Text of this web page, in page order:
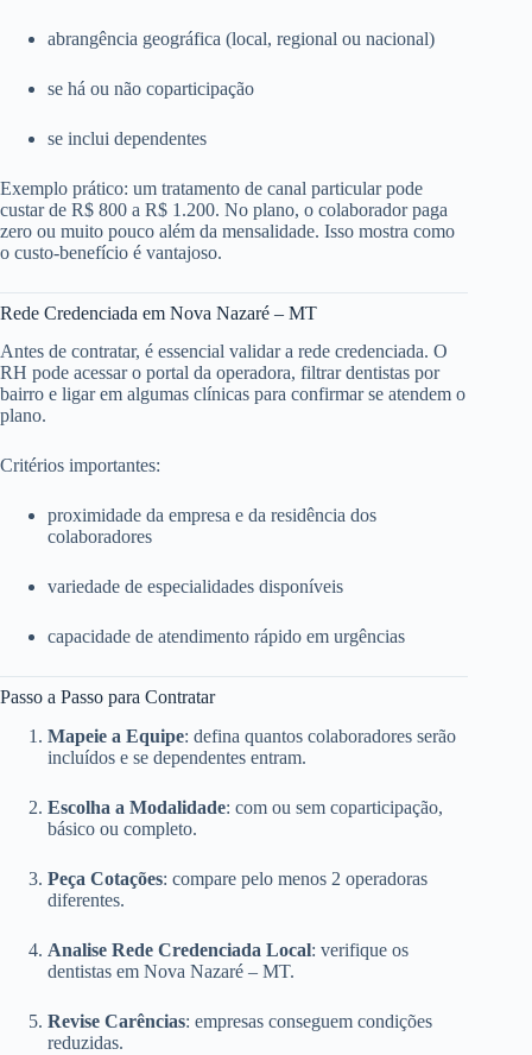
abrangência geográfica (local, regional ou nacional)
se há ou não coparticipação
se inclui dependentes
Exemplo prático: um tratamento de canal particular pode
custar de R$ 800 a R$ 1.200. No plano, o colaborador paga
zero ou muito pouco além da mensalidade. Isso mostra como
o custo-benefício é vantajoso.
Rede Credenciada em Nova Nazaré – MT
Antes de contratar, é essencial validar a rede credenciada. O
RH pode acessar o portal da operadora, filtrar dentistas por
bairro e ligar em algumas clínicas para confirmar se atendem o
plano.
Critérios importantes:
proximidade da empresa e da residência dos
colaboradores
variedade de especialidades disponíveis
capacidade de atendimento rápido em urgências
Passo a Passo para Contratar
Mapeie a Equipe: defina quantos colaboradores serão
incluídos e se dependentes entram.
Escolha a Modalidade: com ou sem coparticipação,
básico ou completo.
Peça Cotações: compare pelo menos 2 operadoras
diferentes.
Analise Rede Credenciada Local: verifique os
dentistas em Nova Nazaré – MT.
Revise Carências: empresas conseguem condições
reduzidas.